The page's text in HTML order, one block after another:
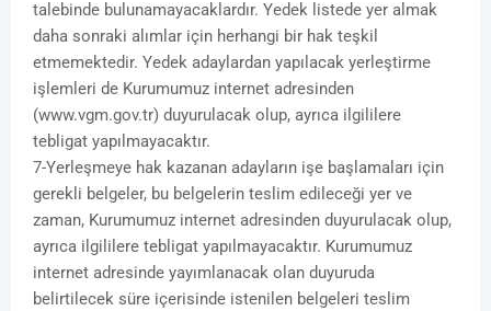
talebinde bulunamayacaklardır. Yedek listede yer almak
daha sonraki alımlar için herhangi bir hak teşkil
etmemektedir. Yedek adaylardan yapılacak yerleştirme
işlemleri de Kurumumuz internet adresinden
(www.vgm.gov.tr) duyurulacak olup, ayrıca ilgililere
tebligat yapılmayacaktır.
7-Yerleşmeye hak kazanan adayların işe başlamaları için
gerekli belgeler, bu belgelerin teslim edileceği yer ve
zaman, Kurumumuz internet adresinden duyurulacak olup,
ayrıca ilgililere tebligat yapılmayacaktır. Kurumumuz
internet adresinde yayımlanacak olan duyuruda
belirtilecek süre içerisinde istenilen belgeleri teslim